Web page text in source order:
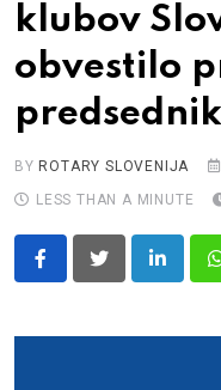
klubov
obvestilo
BY ROTARY SLOVENIJA
LESS THAN A MINUTE
LinkedIn